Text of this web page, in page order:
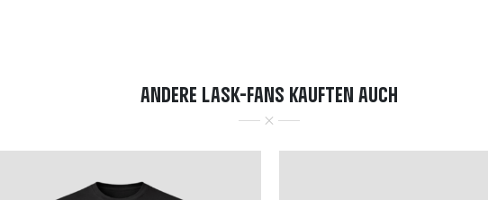
ANDERE LASK-FANS KAUFTEN AUCH